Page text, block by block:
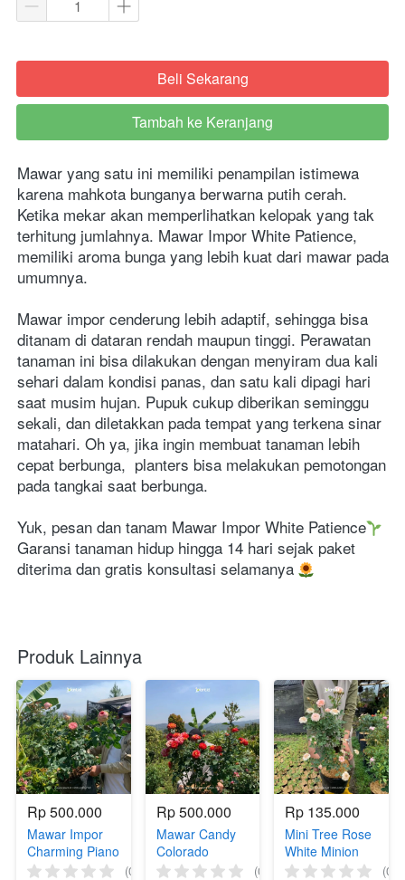
`Beli Sekarang
`
Tambah ke Keranjang
Mawar yang satu ini memiliki penampilan istimewa
karena mahkota bunganya berwarna putih cerah.
Ketika mekar akan memperlihatkan kelopak yang tak
terhitung jumlahnya. Mawar Impor White Patience,
memiliki aroma bunga yang lebih kuat dari mawar pada
umumnya.
Mawar impor cenderung lebih adaptif, sehingga bisa
ditanam di dataran rendah maupun tinggi. Perawatan
tanaman ini bisa dilakukan dengan menyiram dua kali
sehari dalam kondisi panas, dan satu kali dipagi hari
saat musim hujan. Pupuk cukup diberikan seminggu
sekali, dan diletakkan pada tempat yang terkena sinar
matahari. Oh ya, jika ingin membuat tanaman lebih
cepat berbunga,  planters bisa melakukan pemotongan
pada tangkai saat berbunga.
Yuk, pesan dan tanam Mawar Impor White Patience
Garansi tanaman hidup hingga 14 hari sejak paket
diterima dan gratis konsultasi selamanya
Produk Lainnya
Rp 500.000
Mawar Impor
Charming Piano
(Indukan)
(0)
Rp 500.000
Mawar Candy
Colorado
(Indukan)
(0)
Rp 135.000
Mini Tree Rose
White Minion
(0)